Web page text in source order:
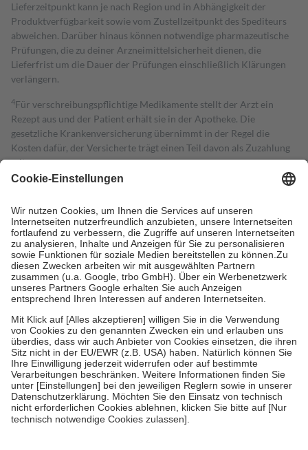
Lieferzeitpunkt kann je nach Region und in Abhängigkeit der
Produktverfügbarkeit sowie vom Zustellzeitpunkt des Spediteurs
abweichen. Darüber hinaus können notwendige pharmazeutische
Prüfungen, die zu deiner Arzneimittelsicherheit dienen, die
Lieferfrist um die Dauer der Prüfungen einschließlich Klärungen
verlängern.
4Für verschreibungspflichtige Medikamente stellt der Arzt ein
Rezept aus und der Patient erhält sie in der Apotheke. Die
gesetzliche Krankenversicherung übernimmt in der Regel die
Kosten dafür, der Versicherte trägt einen Teil davon als Zuzahlung
mit.
Grundsätzlich leisten Mitglieder Zuzahlungen in Höhe von zehn
höchstens zehn Euro.
Es sind jedoch nie mehr als die tatsächlichen
Kosten der Leistung zu entrichten.
Diese Regeln gelten grundsätzlich auch für Online-Apotheken.
Bei Heilmitteln und häuslicher Krankenpflege beträgt die
Zuzahlung zehn Prozent der Kosten sowie zehn Euro je
Verordnung.
Um das Engagement der Versicherten für ihre eigene Gesundheit zu
stärken und die besondere Stellung der Familie zu unterstützen,
fallenkeine Zuzahlungenan bei:
• Kindern und Jugendlichen bis zum vollendeten 18. Lebensjahr
mit Ausnahme der Fahrkosten
• Untersuchungen zur Vorsorge und Früherkennung, die von der
GKV getragen werden
• empfohlenen Schutzimpfungen
• Harn- und Blutteststreifen